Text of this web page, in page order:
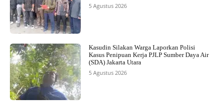
5 Agustus 2026
Kasudin Silakan Warga Laporkan Polisi
Kasus Penipuan Kerja PJLP Sumber Daya Air
(SDA) Jakarta Utara
5 Agustus 2026